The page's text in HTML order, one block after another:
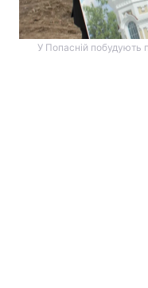
У Попасній побудують